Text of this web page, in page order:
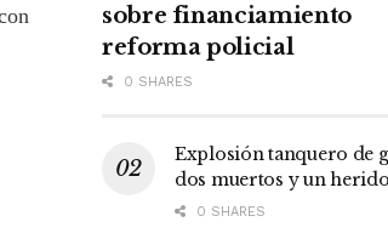
sobre financiamiento
reforma policial
0 SHARES
Explosión tanquero de
dos muertos y un herido
0 SHARES